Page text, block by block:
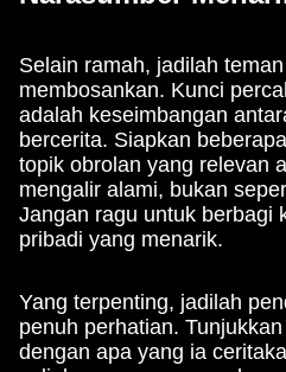
Selain ramah, jadilah
membosankan. Kunci
adalah keseimbangan
bercerita. Siapkan
topik obrolan yang relevan
mengalir alami, bukan
Jangan ragu untuk berbagi
pribadi yang menarik.
Yang terpenting, jadilah
penuh perhatian.
dengan apa yang ia